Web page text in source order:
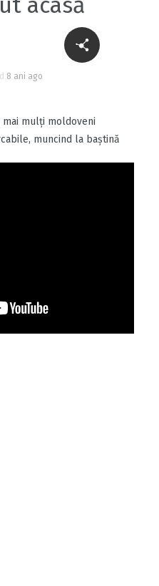
8 ani ago
mulți moldoveni
muncind la baștină